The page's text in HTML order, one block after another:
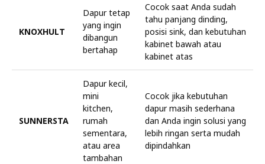
KNOXHULT
Dapur tetap
yang ingin
dibangun
bertahap
Cocok saat Anda sudah
tahu panjang dinding,
posisi sink, dan kebutuhan
kabinet bawah atau
kabinet atas
SUNNERSTA
Dapur kecil,
mini
kitchen,
rumah
sementara,
atau area
tambahan
Cocok jika kebutuhan
dapur masih sederhana
dan Anda ingin solusi yang
lebih ringan serta mudah
dipindahkan